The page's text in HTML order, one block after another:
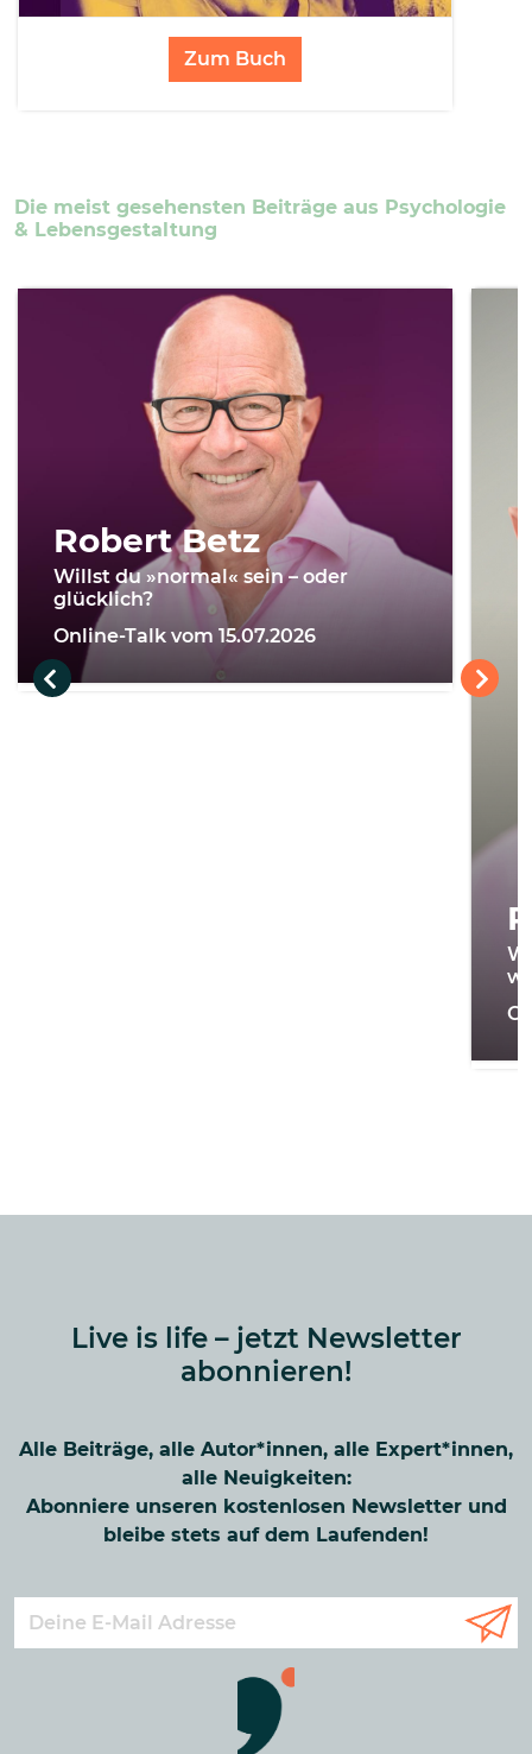
Zum Buch
Die meist gesehensten Beiträge aus Psychologie
& Lebensgestaltung
Robert Betz
Willst du »normal« sein – oder
glücklich?
Online-Talk vom 15.07.2026
Live is life – jetzt Newsletter
abonnieren!
Alle Beiträge, alle Autor*innen, alle Expert*innen,
alle Neuigkeiten:
Abonniere unseren kostenlosen Newsletter und
bleibe stets auf dem Laufenden!